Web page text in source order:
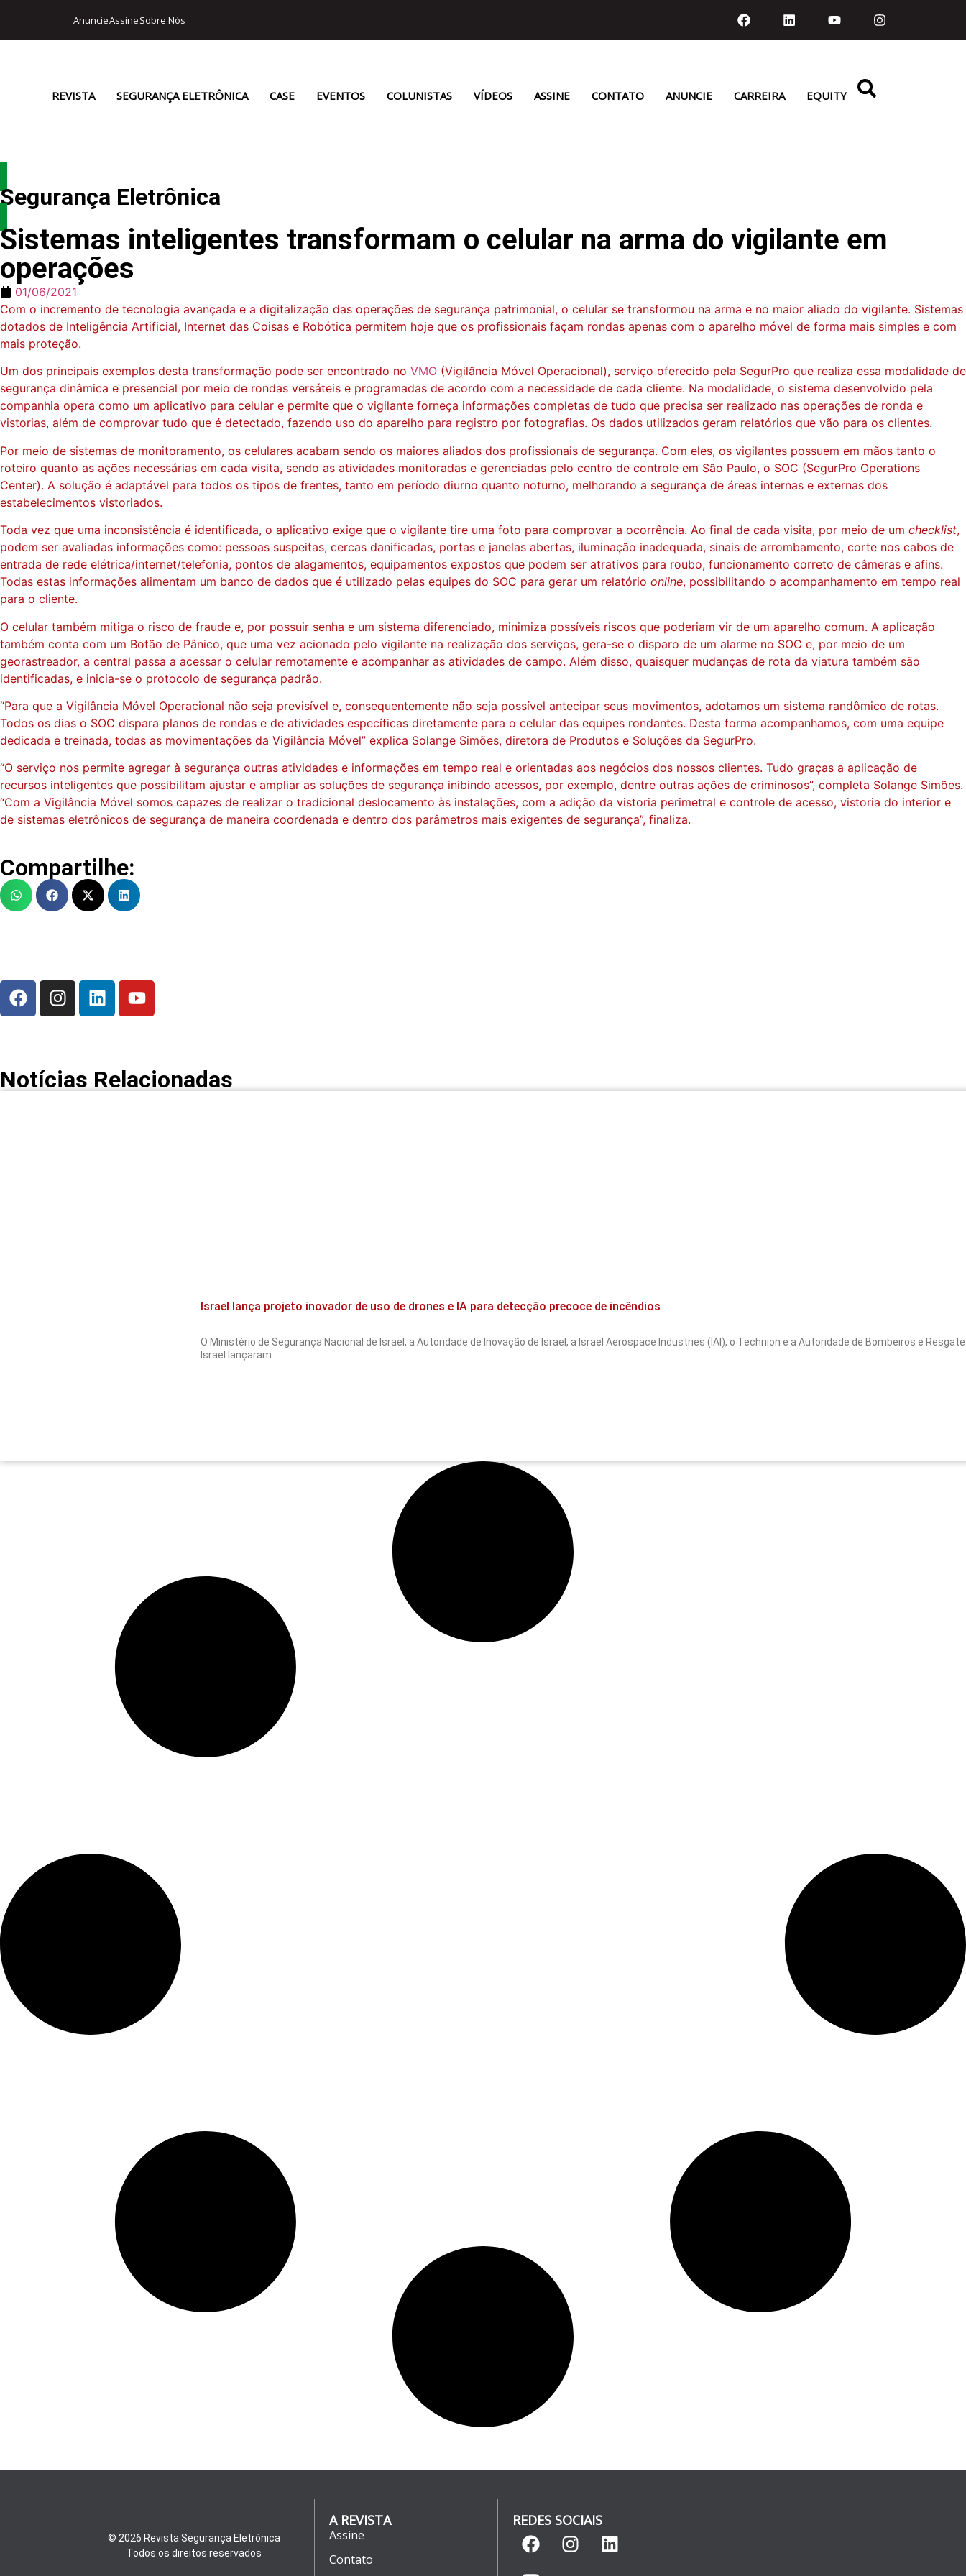
AnuncieAssineSobre Nós
REVISTA SEGURANÇA ELETRÔNICA CASE EVENTOS COLUNISTAS VÍDEOS ASSINE CONTATO ANUNCIE CARREIRA EQUITY
Segurança Eletrônica
Sistemas inteligentes transformam o celular na arma do vigilante em
operações
01/06/2021
Com o incremento de tecnologia avançada e a digitalização das operações de segurança patrimonial, o celular se transformou na arma e no maior aliado do vigilante. Sistemas
dotados de Inteligência Artificial, Internet das Coisas e Robótica permitem hoje que os profissionais façam rondas apenas com o aparelho móvel de forma mais simples e com
mais proteção.
Um dos principais exemplos desta transformação pode ser encontrado no VMO (Vigilância Móvel Operacional), serviço oferecido pela SegurPro que realiza essa modalidade de
segurança dinâmica e presencial por meio de rondas versáteis e programadas de acordo com a necessidade de cada cliente. Na modalidade, o sistema desenvolvido pela
companhia opera como um aplicativo para celular e permite que o vigilante forneça informações completas de tudo que precisa ser realizado nas operações de ronda e
vistorias, além de comprovar tudo que é detectado, fazendo uso do aparelho para registro por fotografias. Os dados utilizados geram relatórios que vão para os clientes.
Por meio de sistemas de monitoramento, os celulares acabam sendo os maiores aliados dos profissionais de segurança. Com eles, os vigilantes possuem em mãos tanto o
roteiro quanto as ações necessárias em cada visita, sendo as atividades monitoradas e gerenciadas pelo centro de controle em São Paulo, o SOC (SegurPro Operations
Center). A solução é adaptável para todos os tipos de frentes, tanto em período diurno quanto noturno, melhorando a segurança de áreas internas e externas dos
estabelecimentos vistoriados.
Toda vez que uma inconsistência é identificada, o aplicativo exige que o vigilante tire uma foto para comprovar a ocorrência. Ao final de cada visita, por meio de um checklist,
podem ser avaliadas informações como: pessoas suspeitas, cercas danificadas, portas e janelas abertas, iluminação inadequada, sinais de arrombamento, corte nos cabos de
entrada de rede elétrica/internet/telefonia, pontos de alagamentos, equipamentos expostos que podem ser atrativos para roubo, funcionamento correto de câmeras e afins.
Todas estas informações alimentam um banco de dados que é utilizado pelas equipes do SOC para gerar um relatório online, possibilitando o acompanhamento em tempo real
para o cliente.
O celular também mitiga o risco de fraude e, por possuir senha e um sistema diferenciado, minimiza possíveis riscos que poderiam vir de um aparelho comum. A aplicação
também conta com um Botão de Pânico, que uma vez acionado pelo vigilante na realização dos serviços, gera-se o disparo de um alarme no SOC e, por meio de um
georastreador, a central passa a acessar o celular remotamente e acompanhar as atividades de campo. Além disso, quaisquer mudanças de rota da viatura também são
identificadas, e inicia-se o protocolo de segurança padrão.
“Para que a Vigilância Móvel Operacional não seja previsível e, consequentemente não seja possível antecipar seus movimentos, adotamos um sistema randômico de rotas.
Todos os dias o SOC dispara planos de rondas e de atividades específicas diretamente para o celular das equipes rondantes. Desta forma acompanhamos, com uma equipe
dedicada e treinada, todas as movimentações da Vigilância Móvel” explica Solange Simões, diretora de Produtos e Soluções da SegurPro.
“O serviço nos permite agregar à segurança outras atividades e informações em tempo real e orientadas aos negócios dos nossos clientes. Tudo graças a aplicação de
recursos inteligentes que possibilitam ajustar e ampliar as soluções de segurança inibindo acessos, por exemplo, dentre outras ações de criminosos”, completa Solange Simões.
“Com a Vigilância Móvel somos capazes de realizar o tradicional deslocamento às instalações, com a adição da vistoria perimetral e controle de acesso, vistoria do interior e
de sistemas eletrônicos de segurança de maneira coordenada e dentro dos parâmetros mais exigentes de segurança”, finaliza.
Compartilhe:
Notícias Relacionadas
Israel lança projeto inovador de uso de drones e IA para detecção precoce de incêndios
O Ministério de Segurança Nacional de Israel, a Autoridade de Inovação de Israel, a Israel Aerospace Industries (IAI), o Technion e a Autoridade de Bombeiros e
Israel lançaram
© 2026 Revista Segurança Eletrônica
Todos os direitos reservados
A REVISTA
Assine
Contato
REDES SOCIAIS